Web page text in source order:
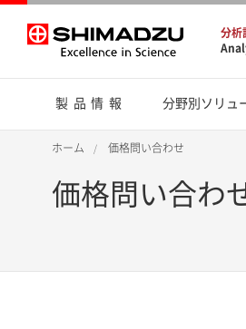
分析
製品情報 分野別ソリュ
ホーム 価格問い合わせ
価格問い合わ